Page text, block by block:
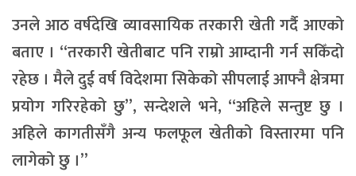
उनले आठ वर्षदेखि व्यावसायिक तरकारी खेती गर्दै आएको
बताए । “तरकारी खेतीबाट पनि राम्रो आम्दानी गर्न सकिँदो
रहेछ । मैले दुई वर्ष विदेशमा सिकेको सीपलाई आफ्नै क्षेत्रमा
प्रयोग गरिरहेको छु”, सन्देशले भने, “अहिले सन्तुष्ट छु ।
अहिले कागतीसँगै अन्य फलफूल खेतीको विस्तारमा पनि
लागेको छु ।”